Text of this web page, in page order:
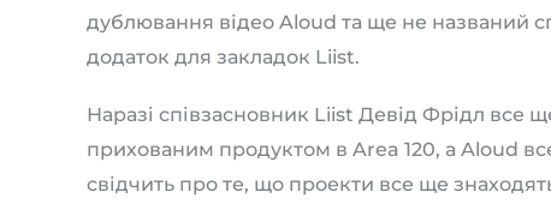
дублювання відео Aloud та ще не названий
додаток для закладок Liist.
Наразі співзасновник Liist Девід Фрідл все
прихованим продуктом в Area 120, а Aloud
свідчить про те, що проекти все ще